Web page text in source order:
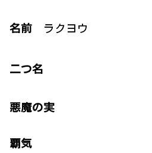
名前 ラクヨウ
二つ名
悪魔の実
覇気